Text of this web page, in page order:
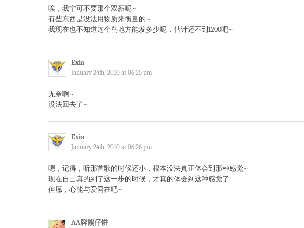
唉，我宁可不要那个双薪呢~
有些东西是没法用物质来衡量的~
我现在也不知道这个鸟地方能发多少呢，估计还不到1200吧~
Exia
January 24th, 2010 at 06:25 pm
无奈啊~
没法回去了~
Exia
January 24th, 2010 at 06:26 pm
嗯，记得，听那首歌的时候还小，根本没法真正体会到那种感觉~
现在自己真的到了这一步的时候，才真的体会到这种感觉了
但愿，心能与爱同在吧~
AA牌熊仔饼